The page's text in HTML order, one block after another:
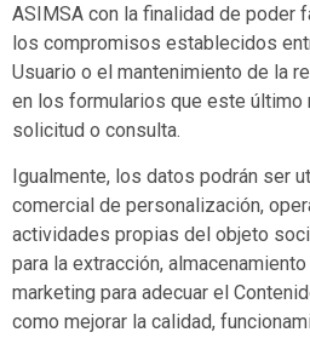
ASIMSA con la finalidad de poder
los compromisos establecidos
Usuario o el mantenimiento de la
en los formularios que este último
solicitud o consulta.
Igualmente, los datos podrán ser
comercial de personalización,
actividades propias del objeto
para la extracción,
marketing para adecuar el
como mejorar la calidad,